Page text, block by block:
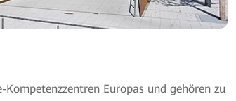
Europas und gehören zu